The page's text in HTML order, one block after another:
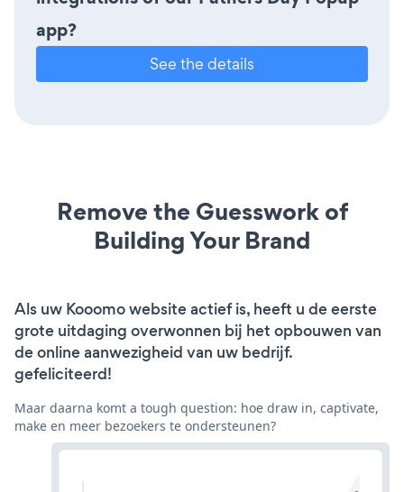
app?
See the details
Remove the Guesswork of
Building Your Brand
Als uw Kooomo website actief is, heeft u de eerste
grote uitdaging overwonnen bij het opbouwen van
de online aanwezigheid van uw bedrijf.
gefeliciteerd!
Maar daarna komt a tough question: hoe draw in, captivate,
make en meer bezoekers te ondersteunen?